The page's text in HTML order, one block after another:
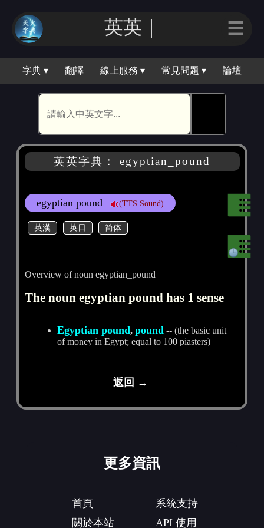
英英｜ ☰
字典 ▾ 翻譯 線上服務 ▾ 常見問題 ▾ 論壇
英英字典： egyptian_pound
egyptian pound (TTS Sound)
英漢 英日 简体
Overview of noun egyptian_pound
The noun egyptian pound has 1 sense
Egyptian pound,pound -- (the basic unit
of money in Egypt; equal to 100 piasters)
返回 →
更多資訊
首頁
關於本站
系統支持
API 使用